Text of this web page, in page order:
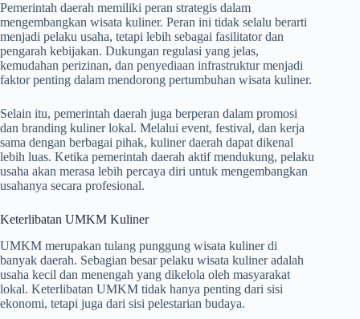
Pemerintah daerah memiliki peran strategis dalam
mengembangkan wisata kuliner. Peran ini tidak selalu berarti
menjadi pelaku usaha, tetapi lebih sebagai fasilitator dan
pengarah kebijakan. Dukungan regulasi yang jelas,
kemudahan perizinan, dan penyediaan infrastruktur menjadi
faktor penting dalam mendorong pertumbuhan wisata kuliner.
Selain itu, pemerintah daerah juga berperan dalam promosi
dan branding kuliner lokal. Melalui event, festival, dan kerja
sama dengan berbagai pihak, kuliner daerah dapat dikenal
lebih luas. Ketika pemerintah daerah aktif mendukung, pelaku
usaha akan merasa lebih percaya diri untuk mengembangkan
usahanya secara profesional.
Keterlibatan UMKM Kuliner
UMKM merupakan tulang punggung wisata kuliner di
banyak daerah. Sebagian besar pelaku wisata kuliner adalah
usaha kecil dan menengah yang dikelola oleh masyarakat
lokal. Keterlibatan UMKM tidak hanya penting dari sisi
ekonomi, tetapi juga dari sisi pelestarian budaya.